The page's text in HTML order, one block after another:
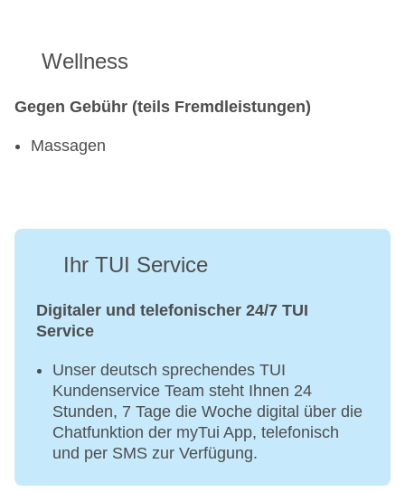
Wellness
Gegen Gebühr (teils Fremdleistungen)
Massagen
Ihr TUI Service
Digitaler und telefonischer 24/7 TUI
Service
Unser deutsch sprechendes TUI
Kundenservice Team steht Ihnen 24
Stunden, 7 Tage die Woche digital über die
Chatfunktion der myTui App, telefonisch
und per SMS zur Verfügung.